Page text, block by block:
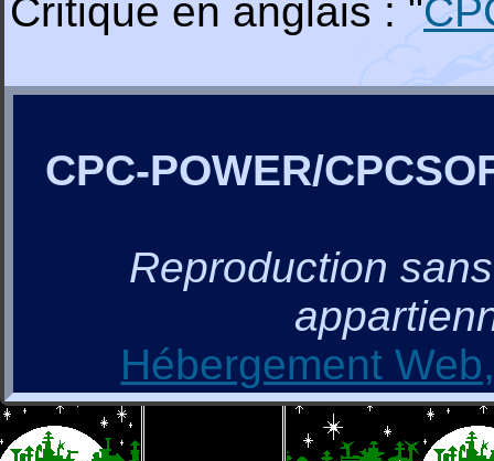
Critique en anglais : "
CPC-POWER/
Reproduction
Hébergement